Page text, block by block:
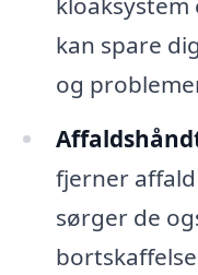
kan spare
og
fjerner
sørger de